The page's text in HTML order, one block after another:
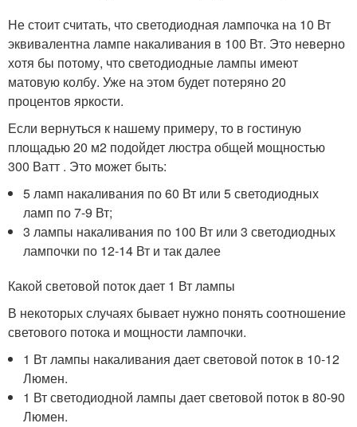
Не стоит считать, что светодиодная лампочка на 10 Вт
эквивалентна лампе накаливания в 100 Вт. Это неверно
хотя бы потому, что светодиодные лампы имеют
матовую колбу. Уже на этом будет потеряно 20
процентов яркости.
Если вернуться к нашему примеру, то в гостиную
площадью 20 м2 подойдет люстра общей мощностью
300 Ватт . Это может быть:
5 ламп накаливания по 60 Вт или 5 светодиодных
ламп по 7-9 Вт;
3 лампы накаливания по 100 Вт или 3 светодиодных
лампочки по 12-14 Вт и так далее
Какой световой поток дает 1 Вт лампы
В некоторых случаях бывает нужно понять соотношение
светового потока и мощности лампочки.
1 Вт лампы накаливания дает световой поток в 10-12
Люмен.
1 Вт светодиодной лампы дает световой поток в 80-90
Люмен.